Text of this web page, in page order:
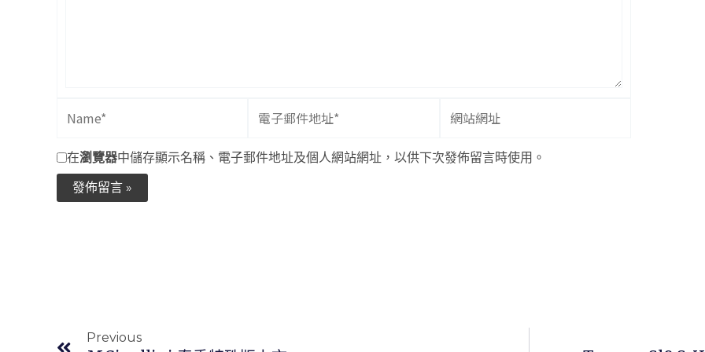
子
件
站
址
在瀏覽器中儲存顯示名稱、電子郵件地址及個人網站網址，以供下次發佈留言時使用。
Previous